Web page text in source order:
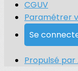
CGUV
Paramétrer
Se
Propulsé par